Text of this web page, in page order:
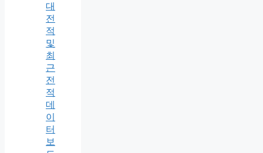
대
전
적
및
최
근
전
적
데
이
터
보